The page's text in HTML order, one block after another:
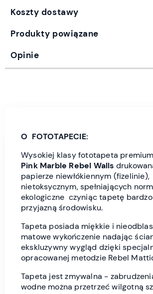
Koszty dostawy
Produkty powiązane
Opinie
O FOTOTAPECIE:
Wysokiej klasy fototapeta premium
Pink Marble Rebel Walls
papierze niewłókiennym (fizelinie),
nietoksycznym, spełniających
ekologiczne czyniąc tapetę bardzo
przyjazną środowisku.
Tapeta posiada miękkie i
matowe wykończenie nadając
ekskluzywny wygląd dzięki
opracowanej metodzie Rebel
Tapeta jest zmywalna -
wodne można przetrzeć wilgotną